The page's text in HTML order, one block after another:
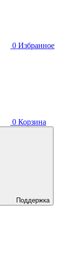
0 Избранное
0 Корзина
Поддержка